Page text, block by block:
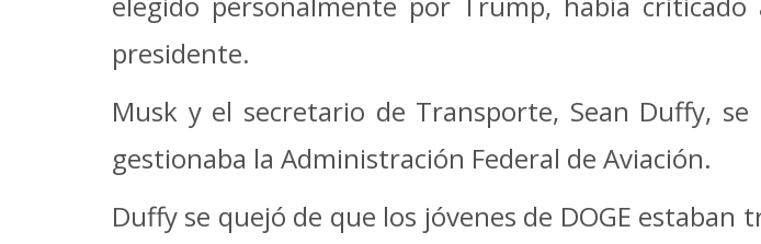
presidente.
Musk y el secretario de Transporte, Sean Duffy,
gestionaba la Administración Federal de Aviación.
Duffy se quejó de que los jóvenes de DOGE